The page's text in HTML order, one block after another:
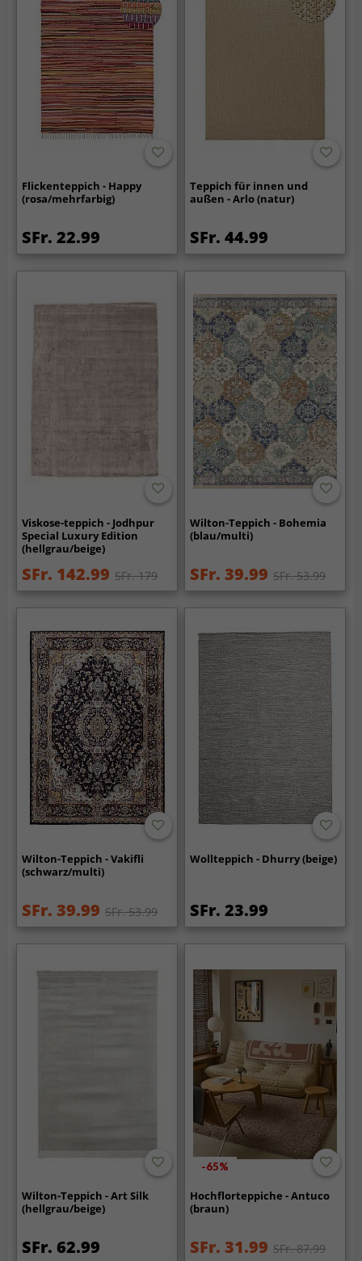
Flickenteppich - Happy
(rosa/mehrfarbig)
SFr. 22.99
Teppich für innen und
außen - Arlo (natur)
SFr. 44.99
Viskose-teppich - Jodhpur
Special Luxury Edition
(hellgrau/beige)
SFr. 142.99 SFr. 179
Wilton-Teppich - Bohemia
(blau/multi)
SFr. 39.99 SFr. 53.99
Wilton-Teppich - Vakifli
(schwarz/multi)
SFr. 39.99 SFr. 53.99
Wollteppich - Dhurry (beige)
SFr. 23.99
Wilton-Teppich - Art Silk
(hellgrau/beige)
SFr. 62.99
-65%
Hochflorteppiche - Antuco
(braun)
SFr. 31.99 SFr. 87.99